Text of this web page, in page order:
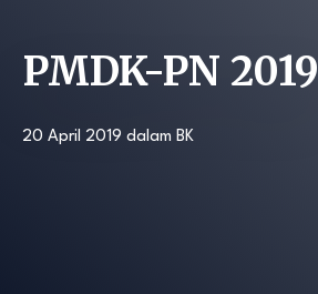
PMDK-PN 2019
20 April 2019 dalam BK